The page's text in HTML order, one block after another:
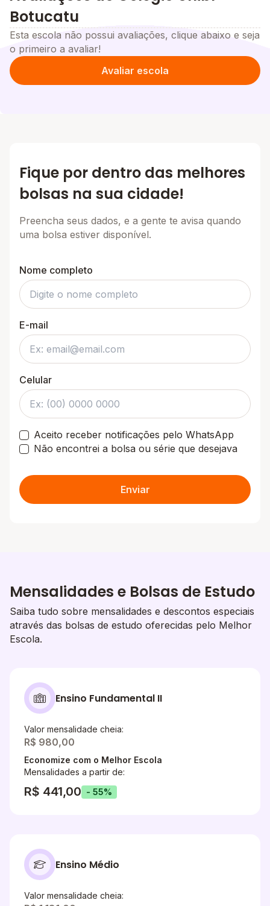
Botucatu
Esta escola não possui avaliações, clique abaixo e seja
o primeiro a avaliar!
Avaliar escola
Fique por dentro das melhores
bolsas na sua cidade!
Preencha seus dados, e a gente te avisa quando
uma bolsa estiver disponível.
Nome completo
E-mail
Celular
Aceito receber notificações pelo WhatsApp
Não encontrei a bolsa ou série que desejava
Enviar
Mensalidades e Bolsas de Estudo
Saiba tudo sobre mensalidades e descontos especiais
através das bolsas de estudo oferecidas pelo Melhor
Escola.
Ensino Fundamental II
Valor mensalidade cheia:
R$ 980,00
Economize com o Melhor Escola
Mensalidades a partir de:
R$ 441,00 - 55%
Ensino Médio
Valor mensalidade cheia: